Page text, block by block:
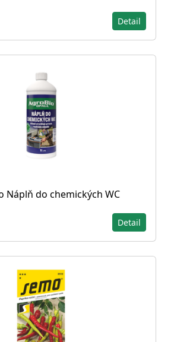
Detail
Náplň do chemických WC
Detail